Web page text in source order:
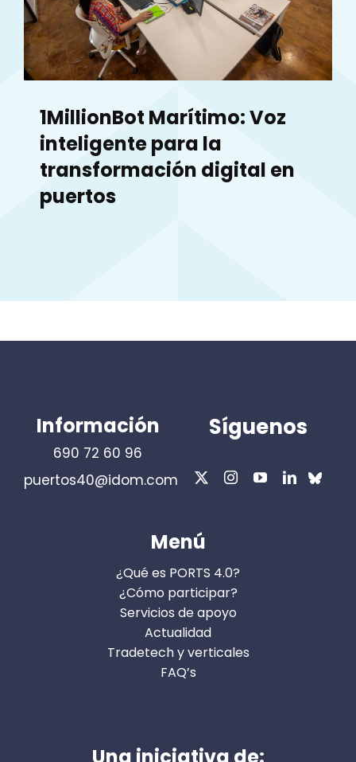
1MillionBot Marítimo: Voz
inteligente para la
transformación digital en
puertos
Información
690 72 60 96
puertos40@idom.com
Síguenos
Menú
¿Qué es PORTS 4.0?
¿Cómo participar?
Servicios de apoyo
Actualidad
Tradetech y verticales
FAQ’s
Una iniciativa de: